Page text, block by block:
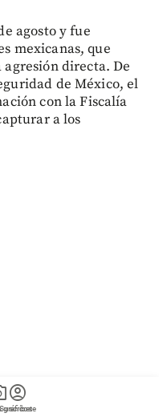
gráficos
account_circle
Suscríbete
agosto y fue
mexicanas, que
directa. De
de México, el
con la Fiscalía
a los
de las líneas de